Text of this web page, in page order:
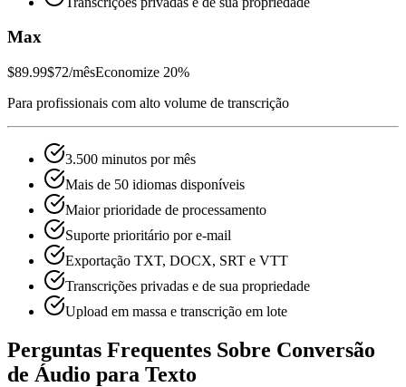
Max
$89.99$72/mêsEconomize 20%
Para profissionais com alto volume de transcrição
3.500 minutos por mês
Mais de 50 idiomas disponíveis
Maior prioridade de processamento
Suporte prioritário por e-mail
Exportação TXT, DOCX, SRT e VTT
Transcrições privadas e de sua propriedade
Upload em massa e transcrição em lote
Perguntas Frequentes Sobre Conversão
de Áudio para Texto